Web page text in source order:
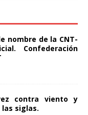
nombre de la CNT-
Confederación
contra viento y
siglas.